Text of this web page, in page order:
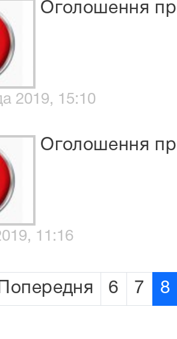
Оголошення
2019, 15:10
Оголошення
11:16
Попередня 6 7 8